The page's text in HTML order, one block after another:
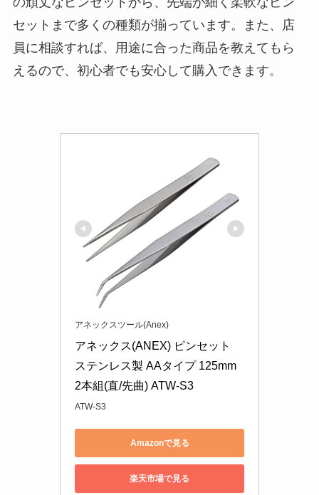
セットまで多くの種類が揃っています。また、店
員に相談すれば、用途に合った商品を教えてもら
えるので、初心者でも安心して購入できます。
アネックスツール(Anex)
アネックス(ANEX) ピンセット
ステンレス製 AAタイプ 125mm
2本組(直/先曲) ATW-S3
ATW-S3
Amazonで見る
楽天市場で見る